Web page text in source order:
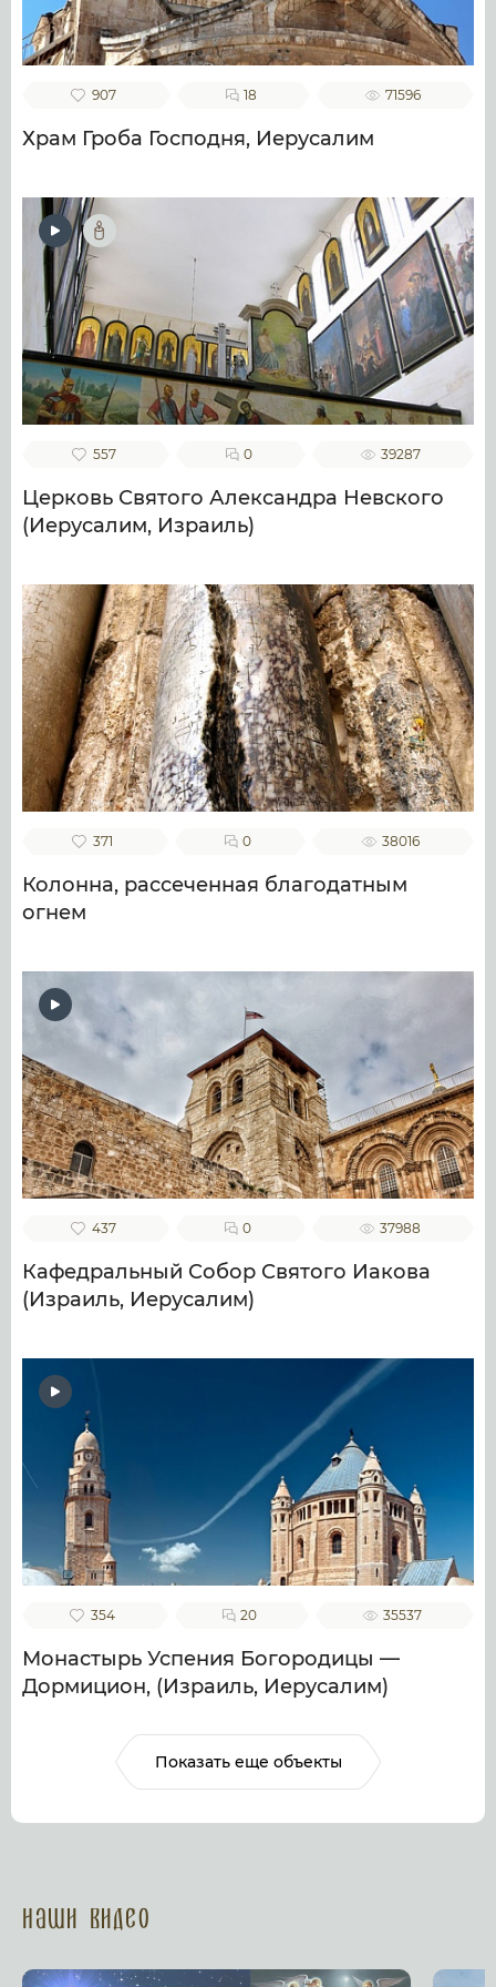
907 18 71596
Храм Гроба Господня, Иерусалим
557 0 39287
Церковь Святого Александра Невского
(Иерусалим, Израиль)
371 0 38016
Колонна, рассеченная благодатным
огнем
437 0 37988
Кафедральный Собор Святого Иакова
(Израиль, Иерусалим)
354 20 35537
Монастырь Успения Богородицы —
Дормицион, (Израиль, Иерусалим)
Показать еще объекты
Наши Видео